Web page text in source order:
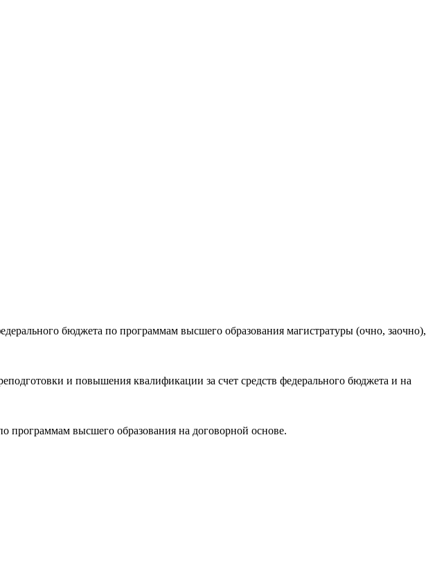
бюджета по программам высшего образования магистратуры (очно, заочно),
и повышения квалификации за счет средств федерального бюджета и на
программам высшего образования на договорной основе.